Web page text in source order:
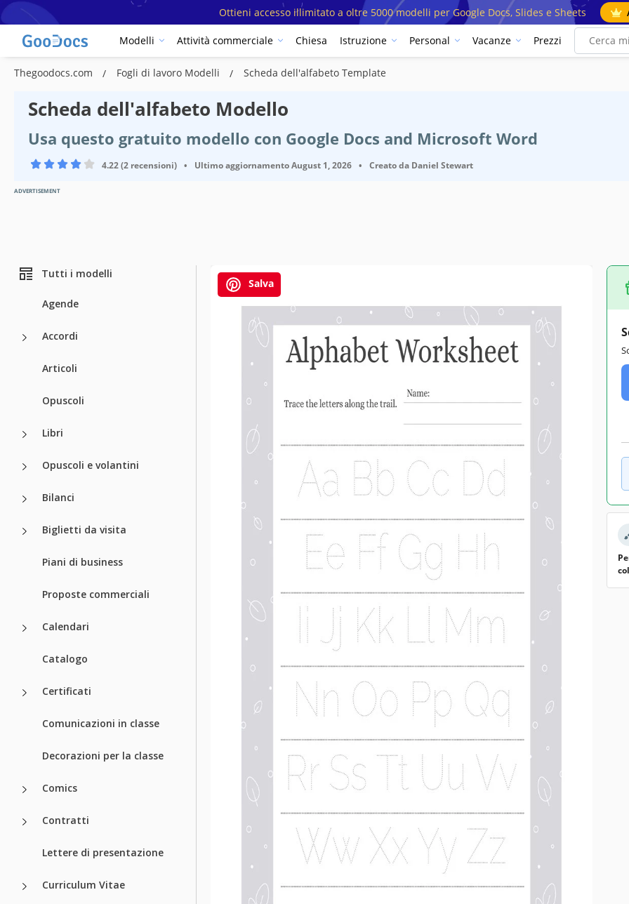
Ottieni accesso illimitato a oltre 5000 modelli per Google Docs, Slides e Sheets
Modelli Attività commerciale Chiesa Istruzione Personal Vacanze Prezzi
Thegoodocs.com Fogli di lavoro Modelli Scheda dell'alfabeto Template
Scheda dell'alfabeto Modello
Usa questo gratuito modello con Google Docs and Microsoft Word
4.22 (2 recensioni) • Ultimo aggiornamentoAugust 1, 2026 • Creato da Daniel Stewart
ADVERTISEMENT
Tutti i modelli
Agende
Accordi
Articoli
Opuscoli
Libri
Opuscoli e volantini
Bilanci
Biglietti da visita
Piani di business
Proposte commerciali
Calendari
Catalogo
Certificati
Comunicazioni in classe
Decorazioni per la classe
Comics
Contratti
Lettere di presentazione
Curriculum Vitae
Salva